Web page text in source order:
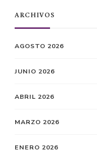
ARCHIVOS
AGOSTO 2026
JUNIO 2026
ABRIL 2026
MARZO 2026
ENERO 2026